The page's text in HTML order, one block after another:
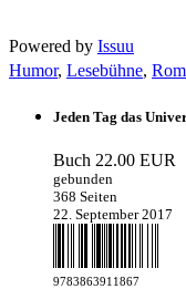
Powered by Issuu
Humor, Lesebühne,
Jeden Tag das
Buch 22.00 EUR
gebunden
368 Seiten
22. September 2017
9783863911867